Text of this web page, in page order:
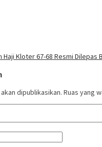
Haji Kloter 67-68 Resmi Dilepas
dipublikasikan. Ruas yang